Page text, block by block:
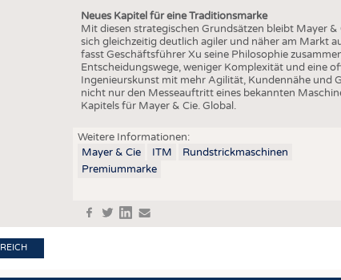
Neues Kapitel für eine Traditionsmarke
Mit diesen strategischen Grundsätzen bleibt Mayer
sich gleichzeitig deutlich agiler und näher am Markt
fasst Geschäftsführer Xu seine Philosophie
Entscheidungswege, weniger Komplexität und eine
Ingenieurskunst mit mehr Agilität, Kundennähe und
nicht nur den Messeauftritt eines bekannten
Kapitels für Mayer & Cie. Global.
Weitere Informationen:
Mayer & Cie
ITM
Rundstrickmaschinen
Premiummarke
in